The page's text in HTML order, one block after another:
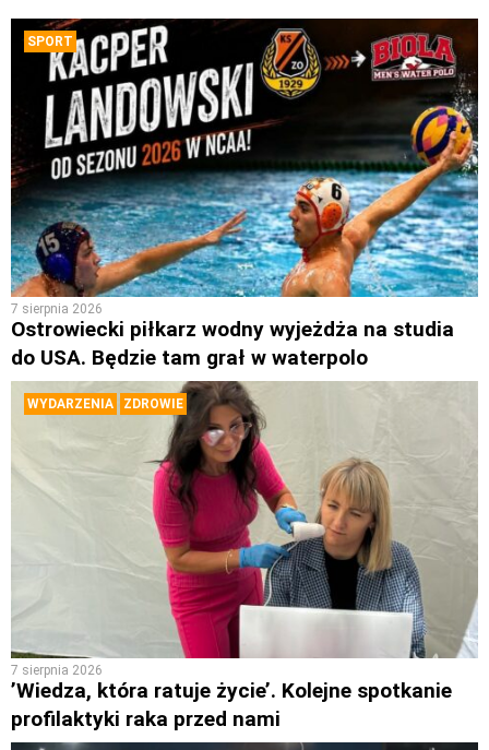
SPORT
7 sierpnia 2026
Ostrowiecki piłkarz wodny wyjeżdża na studia
do USA. Będzie tam grał w waterpolo
WYDARZENIA ZDROWIE
7 sierpnia 2026
’Wiedza, która ratuje życie’. Kolejne spotkanie
profilaktyki raka przed nami